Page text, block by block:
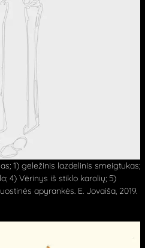
1) geležinis lazdelinis smeigtukas;
4) Vėrinys iš stiklo karolių; 5)
apyrankės. E. Jovaiša, 2019.